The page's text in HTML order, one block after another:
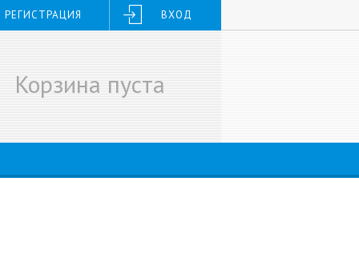
РЕГИСТРАЦИЯ ВХОД
Корзина пуста